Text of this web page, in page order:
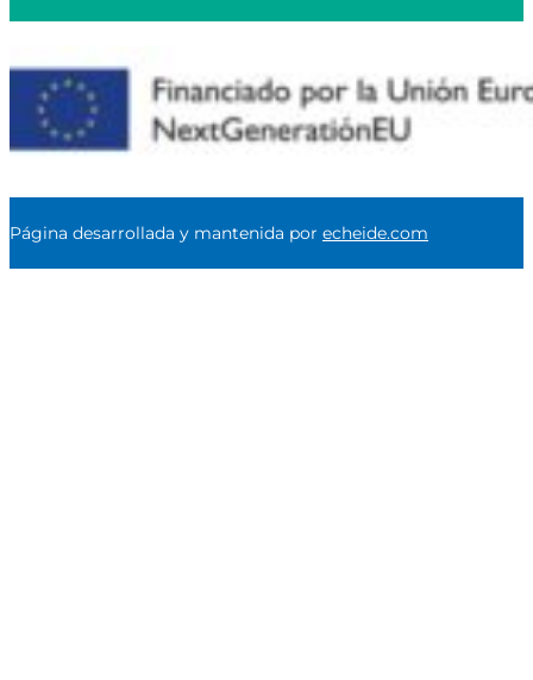
Página desarrollada y mantenida por echeide.com